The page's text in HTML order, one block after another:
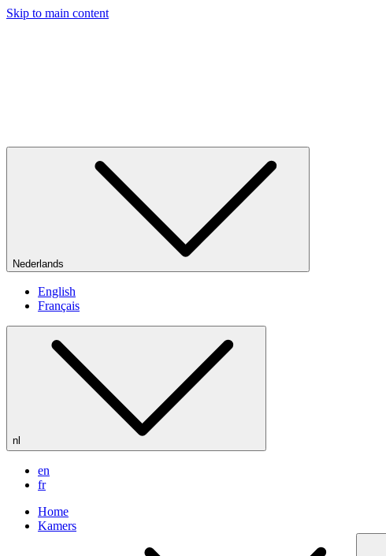
Skip to main content
Nederlands
English
Français
nl
en
fr
Home
Kamers